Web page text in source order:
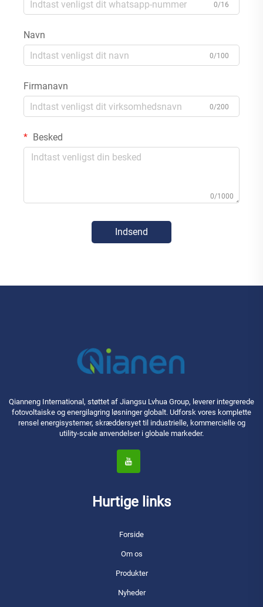
0/16
Navn
0/100
Firmanavn
0/200
Besked
0/1000
Indsend
Qianneng International, støttet af Jiangsu Lvhua Group, leverer integrerede
fotovoltaiske og energilagring løsninger globalt. Udforsk vores komplette
rensel energisystemer, skræddersyet til industrielle, kommercielle og
utility-scale anvendelser i globale markeder.
Hurtige links
Forside
Om os
Produkter
Nyheder